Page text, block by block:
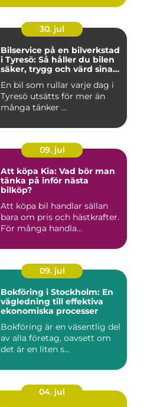
30. jul
Bilservice på en bilverkstad
i Tyresö: Så håller du bilen
säker, trygg och värd sina
En bil som rullar varje dag i
Tyresö utsätts för mer än
många tänker ...
09. jul
Att köpa Kia: Vad bör man
tänka på inför nästa
bilköp?
Att köpa bil handlar sällan
bara om pris och hästkrafter.
För många handla...
09. jul
Bokföring i Stockholm: En
vägledning till effektiva
ekonomiska processer
Bokföring är en väsentlig del
av alla företag, oavsett om
det är en liten s...
04. jul